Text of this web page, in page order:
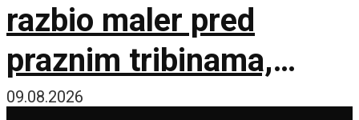
razbio maler pred
praznim tribinama,
Zemun pao na sparnom
09.08.2026